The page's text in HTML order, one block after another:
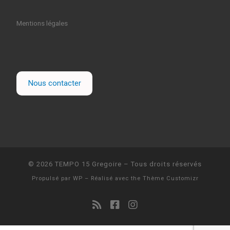
Mentions légales
Nous contacter
© 2026 TEMPO 15 Gregoire – Tous droits réservés
Propulsé par WP – Réalisé avec the Thème Customizr